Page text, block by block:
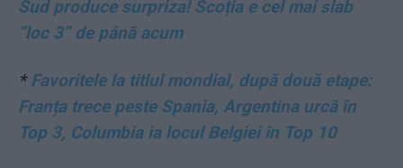
Sud produce surpriza! Scoția e cel mai slab
”loc 3” de până acum
* Favoritele la titlul mondial, după două etape:
Franța trece peste Spania, Argentina urcă în
Top 3, Columbia ia locul Belgiei în Top 10